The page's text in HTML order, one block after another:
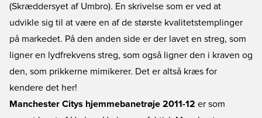
(Skræddersyet af Umbro). En skrivelse som er ved at
udvikle sig til at være en af de største kvalitetstemplinger
på markedet. På den anden side er der lavet en streg, som
ligner en lydfrekvens streg, som også ligner den i kraven og
den, som prikkerne mimikerer. Det er altså kræs for
kendere det her!
Manchester Citys hjemmebanetrøje 2011-12 er som